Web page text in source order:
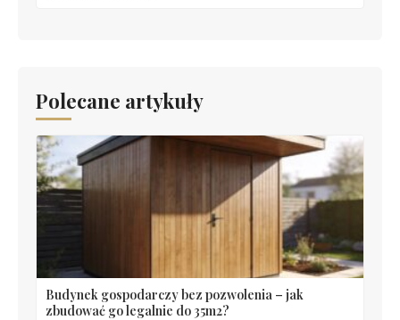
Polecane artykuły
Budynek gospodarczy bez pozwolenia – jak
zbudować go legalnie do 35m2?